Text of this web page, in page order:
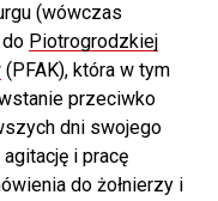
(wówczas
Piotrogrodzkiej
(PFAK), która w tym
przeciwko
dni swojego
i pracę
do żołnierzy i